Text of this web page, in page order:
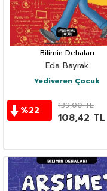
Bilimin Dehaları
Eda Bayrak
Yediveren Çocuk
%22 139,00TL
108,42 TL